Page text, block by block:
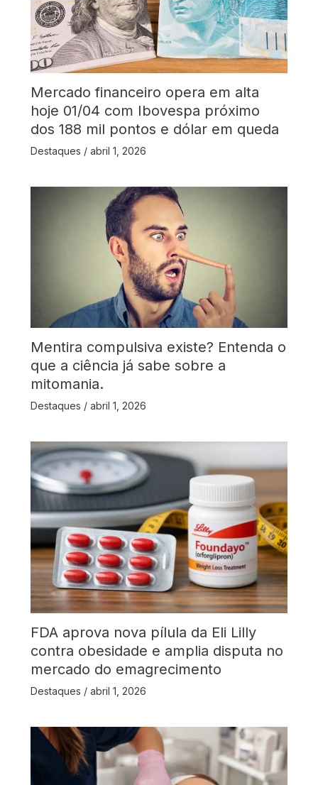
Mercado financeiro opera em alta
hoje 01/04 com Ibovespa próximo
dos 188 mil pontos e dólar em queda
Destaques / abril 1, 2026
Mentira compulsiva existe? Entenda o
que a ciência já sabe sobre a
mitomania.
Destaques / abril 1, 2026
FDA aprova nova pílula da Eli Lilly
contra obesidade e amplia disputa no
mercado do emagrecimento
Destaques / abril 1, 2026